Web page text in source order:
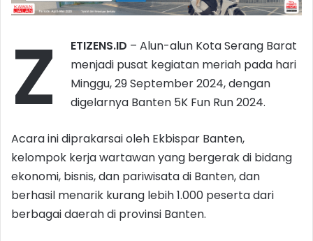
Z ETIZENS.ID – Alun-alun Kota Serang Barat
menjadi pusat kegiatan meriah pada hari
Minggu, 29 September 2024, dengan
digelarnya Banten 5K Fun Run 2024.
Acara ini diprakarsai oleh Ekbispar Banten,
kelompok kerja wartawan yang bergerak di bidang
ekonomi, bisnis, dan pariwisata di Banten, dan
berhasil menarik kurang lebih 1.000 peserta dari
berbagai daerah di provinsi Banten.